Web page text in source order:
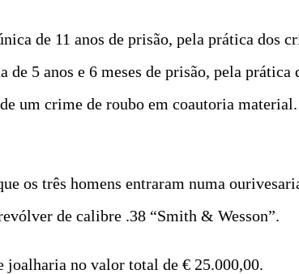
de 11 anos de prisão, pela prática dos
5 anos e 6 meses de prisão, pela
um crime de roubo em coautoria material.
os três homens entraram numa
de calibre .38 “Smith & Wesson”.
joalharia no valor total de € 25.000,00.